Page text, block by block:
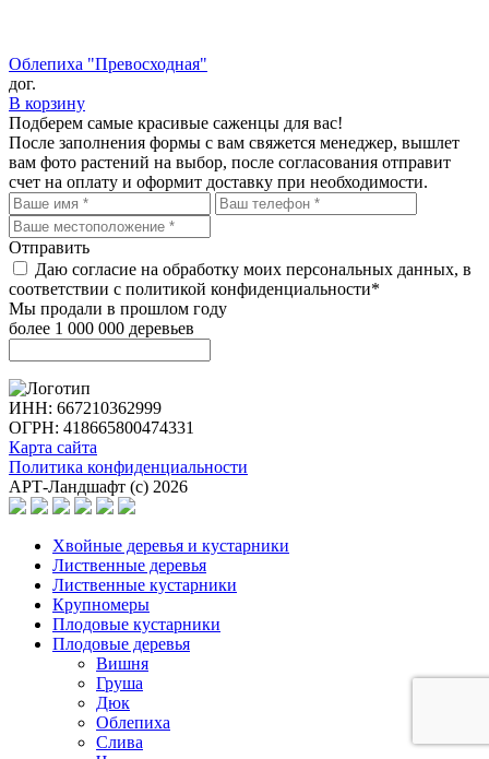
Облепиха "Превосходная"
дог.
В корзину
Подберем самые красивые саженцы для вас!
После заполнения формы с вам свяжется менеджер, вышлет
вам фото растений на выбор, после согласования отправит
счет на оплату и оформит доставку при необходимости.
Отправить
Даю согласие на обработку моих персональных данных, в
соответствии с политикой конфиденциальности*
Мы продали в прошлом году
более 1 000 000 деревьев
ИНН: 667210362999
ОГРН: 418665800474331
Карта сайта
Политика конфиденциальности
АРТ-Ландшафт (с) 2026
Хвойные деревья и кустарники
Лиственные деревья
Лиственные кустарники
Крупномеры
Плодовые кустарники
Плодовые деревья
Вишня
Груша
Дюк
Облепиха
Слива